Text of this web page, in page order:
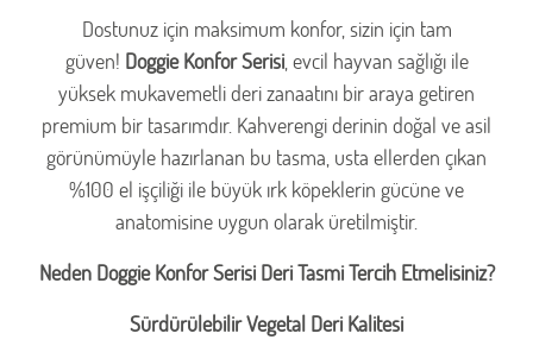
Dostunuz için maksimum konfor, sizin için tam
güven! Doggie Konfor Serisi, evcil hayvan sağlığı ile
yüksek mukavemetli deri zanaatını bir araya getiren
premium bir tasarımdır. Kahverengi derinin doğal ve asil
görünümüyle hazırlanan bu tasma, usta ellerden çıkan
%100 el işçiliği ile büyük ırk köpeklerin gücüne ve
anatomisine uygun olarak üretilmiştir.
Neden Doggie Konfor Serisi Deri Tasmi Tercih Etmelisiniz?
Sürdürülebilir Vegetal Deri Kalitesi